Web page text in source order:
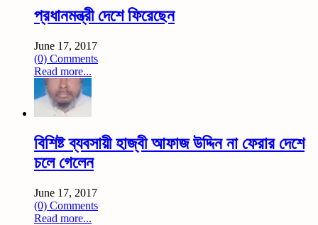
প্রধানমন্ত্রী দেশে ফিরেছেন
June 17, 2017
(0) Comments
Read more...
বিশিষ্ট ব্যবসায়ী হাজ্বী আফাজ উদ্দিন না ফেরার দেশে
চলে গেলেন
June 17, 2017
(0) Comments
Read more...